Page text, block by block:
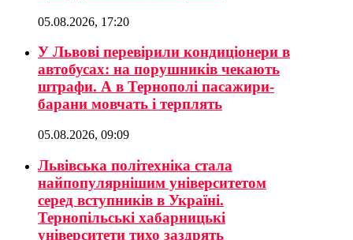
05.08.2026, 17:20
У Львові перевірили кондиціонери в
автобусах: на порушників чекають
штрафи. А в Тернополі пасажири-
барани мовчать і терплять
05.08.2026, 09:09
Львівська політехніка стала
найпопулярнішим університетом
серед вступників в Україні.
Тернопільські хабарницькі
університети тихо заздрять